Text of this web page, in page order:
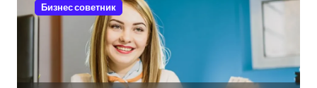
Бизнес советник